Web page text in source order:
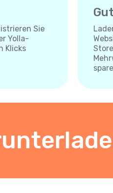
Sie
Yolla-
Klicks